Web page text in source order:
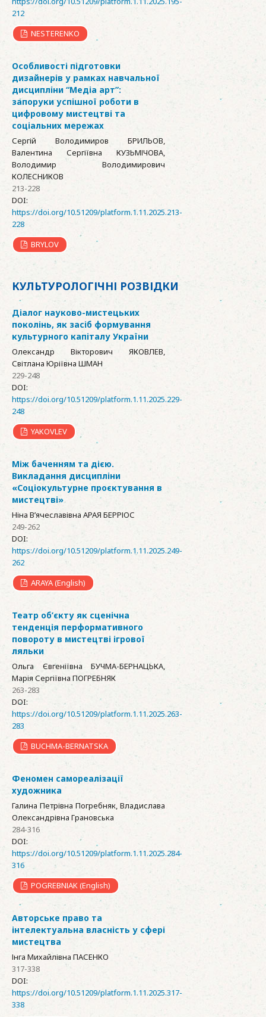
212
NESTERENKO
Особливості підготовки
дизайнерів у рамках навчальної
дисципліни “Медіа арт”:
запоруки успішної роботи в
цифровому мистецтві та
соціальних мережах
Сергій Володимиров БРИЛЬОВ,
Валентина Сергіївна КУЗЬМІЧОВА,
Володимир Володимирович
КОЛЕСНИКОВ
213-228
DOI:
https://doi.org/10.51209/platform.1.11.2025.213-
228
BRYLOV
КУЛЬТУРОЛОГІЧНІ РОЗВІДКИ
Діалог науково-мистецьких
поколінь, як засіб формування
культурного капіталу України
Олександр Вікторович ЯКОВЛЕВ,
Світлана Юріївна ШМАН
229-248
DOI:
https://doi.org/10.51209/platform.1.11.2025.229-
248
YAKOVLEV
Між баченням та дією.
Викладання дисципліни
«Соціокультурне проєктування в
мистецтві»
Ніна В’ячеславівна АРАЯ БЕРРІОС
249-262
DOI:
https://doi.org/10.51209/platform.1.11.2025.249-
262
ARAYA (English)
Театр об’єкту як сценічна
тенденція перформативного
повороту в мистецтві ігрової
ляльки
Ольга Євгеніївна БУЧМА-БЕРНАЦЬКА,
Марія Сергіївна ПОГРЕБНЯК
263-283
DOI:
https://doi.org/10.51209/platform.1.11.2025.263-
283
BUCHMA-BERNATSKA
Феномен самореалізації
художника
Галина Петрівна Погребняк, Владислава
Олександрівна Грановська
284-316
DOI:
https://doi.org/10.51209/platform.1.11.2025.284-
316
POGREBNІAK (English)
Авторське право та
інтелектуальна власність у сфері
мистецтва
Інга Михайлівна ПАСЕНКО
317-338
DOI:
https://doi.org/10.51209/platform.1.11.2025.317-
338